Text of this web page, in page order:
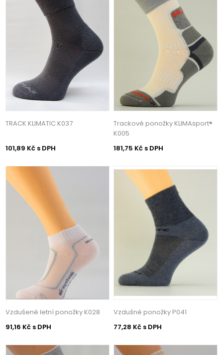
TRACK KLIMATIC K037
101,89 Kč s DPH
Trackové ponožky KLIMAsport®
K005
181,75 Kč s DPH
Vzdušené letní ponožky K028
91,16 Kč s DPH
Vzdušné ponožky P041
77,28 Kč s DPH